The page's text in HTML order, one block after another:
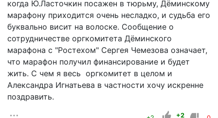
когда Ю.Ласточкин посажен в тюрьму, Дёминскому
марафону приходится очень несладко, и судьба его
буквально висит на волоске. Сообщение о
сотрудничестве оргкомитета Дёминского
марафона с "Ростехом" Сергея Чемезова означает,
что марафон получил финансирование и будет
жить. С чем я весь оргкомитет в целом и
Александра Игнатьева в частности хочу искренне
поздравить.
+2